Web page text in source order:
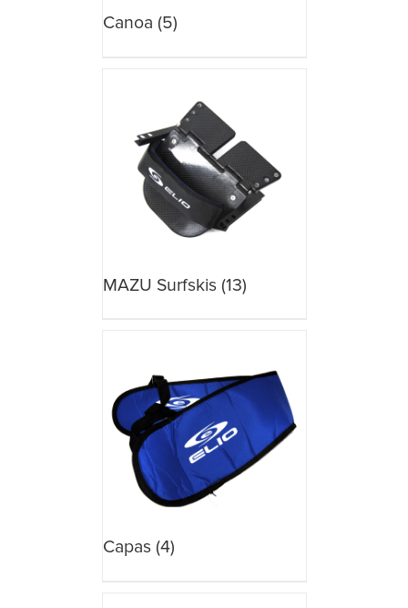
Canoa (5)
MAZU Surfskis (13)
Capas (4)